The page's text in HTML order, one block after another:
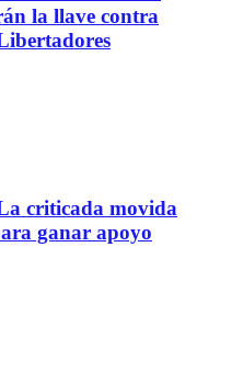
la llave contra
criticada movida
ganar apoyo